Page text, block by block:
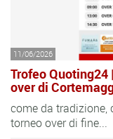
11/06/2026
Trofeo
over di
come da tradizione,
torneo over di fine...